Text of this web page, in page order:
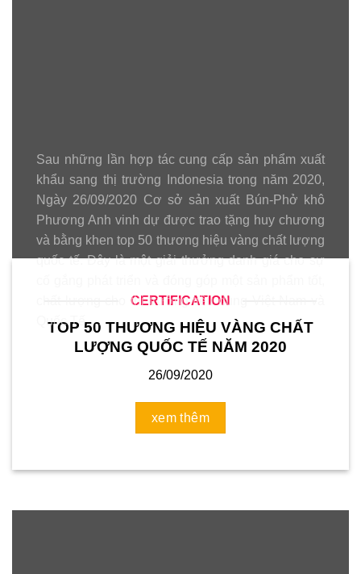
Sau những lần hợp tác cung cấp sản phẩm xuất
khẩu sang thị trường Indonesia trong năm 2020,
Ngày 26/09/2020 Cơ sở sản xuất Bún-Phở khô
Phương Anh vinh dự được trao tặng huy chương
và bằng khen top 50 thương hiệu vàng chất lượng
quốc tế. Đây là một giải thưởng danh giá cho sự
chất lượng cho thị trường tiêu dùng Việt Nam và
Quốc Tế….
CERTIFICATION
TOP 50 THƯƠNG HIỆU VÀNG CHẤT
LƯỢNG QUỐC TẾ NĂM 2020
26/09/2020
xem thêm